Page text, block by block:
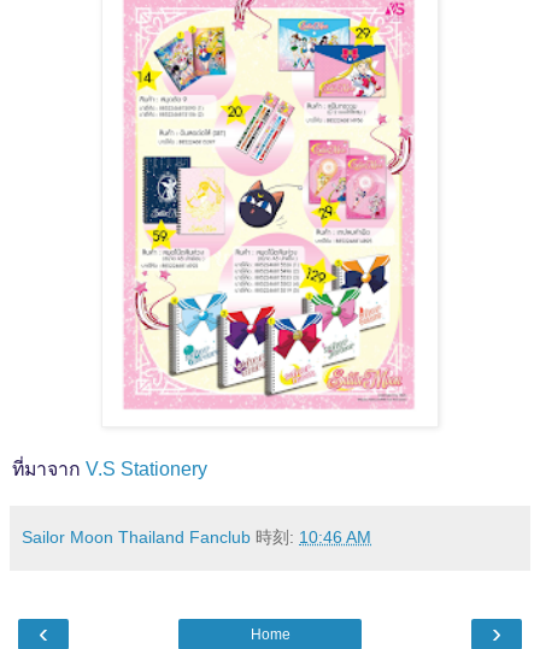
ที่มาจาก V.S Stationery
Sailor Moon Thailand Fanclub 時刻: 10:46 AM
‹ ›
Home